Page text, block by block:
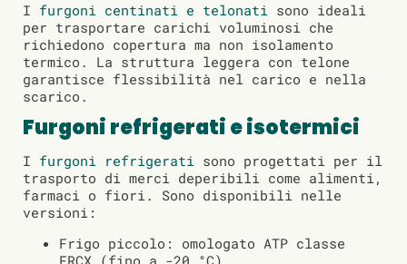
I furgoni centinati e telonati sono ideali
per trasportare carichi voluminosi che
richiedono copertura ma non isolamento
termico. La struttura leggera con telone
garantisce flessibilità nel carico e nella
scarico.
Furgoni refrigerati e isotermici
I furgoni refrigerati sono progettati per il
trasporto di merci deperibili come alimenti,
farmaci o fiori. Sono disponibili nelle
versioni:
Frigo piccolo: omologato ATP classe
FRCX (fino a -20 °C)